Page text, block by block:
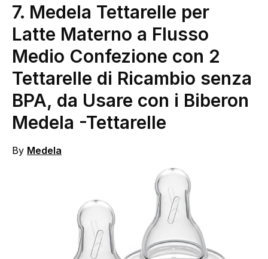
7. Medela Tettarelle per
Latte Materno a Flusso
Medio Confezione con 2
Tettarelle di Ricambio senza
BPA, da Usare con i Biberon
Medela -Tettarelle
By Medela